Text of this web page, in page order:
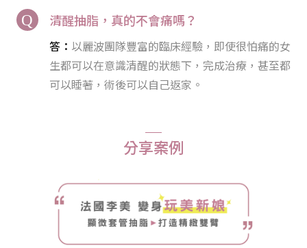
清醒抽脂，真的不會痛嗎？
答： 以麗波團隊豐富的臨床經驗，即使很怕痛的女
生都可以在意識清醒的狀態下，完成治療，甚至都
可以睡著，術後可以自己返家。
分享案例